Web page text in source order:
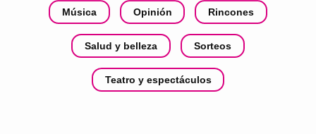
Música Opinión Rincones
Salud y belleza Sorteos
Teatro y espectáculos